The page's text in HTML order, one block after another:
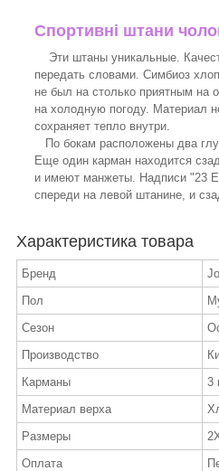
Спортивні штани
Эти штаны уникальные.
передать словами. Симбиоз
не был на столько приятным на
на холодную погоду. Материал
сохраняет тепло внутри.
По бокам расположены два
Еще один карман находится
и имеют манжеты. Надписи "23
спереди на левой штанине, и
Характеристика товара
Бренд
Пол
Сезон
Производство
Карманы
3
Материал верха
Размеры
Оплата